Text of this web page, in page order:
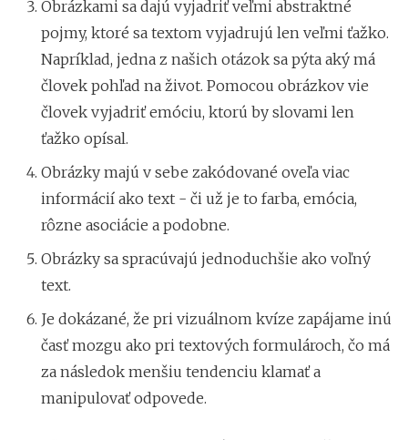
Obrázkami sa dajú vyjadriť veľmi abstraktné
pojmy, ktoré sa textom vyjadrujú len veľmi ťažko.
Napríklad, jedna z našich otázok sa pýta aký má
človek pohľad na život. Pomocou obrázkov vie
človek vyjadriť emóciu, ktorú by slovami len
ťažko opísal.
Obrázky majú v sebe zakódované oveľa viac
informácií ako text - či už je to farba, emócia,
rôzne asociácie a podobne.
Obrázky sa spracúvajú jednoduchšie ako voľný
text.
Je dokázané, že pri vizuálnom kvíze zapájame inú
časť mozgu ako pri textových formulároch, čo má
za následok menšiu tendenciu klamať a
manipulovať odpovede.